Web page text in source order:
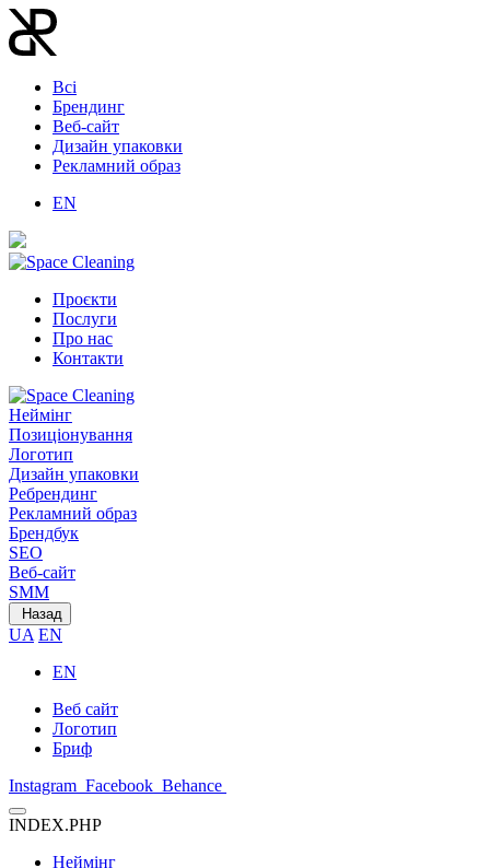
Всі
Брендинг
Веб-сайт
Дизайн упаковки
Рекламний образ
EN
Проєкти
Послуги
Про нас
Контакти
Неймінг
Позиціонування
Логотип
Дизайн упаковки
Ребрендинг
Рекламний образ
Брендбук
SEO
Веб-сайт
SMM
Назад
UA EN
EN
Веб сайт
Логотип
Бриф
Instagram Facebook Behance
INDEX.PHP
Неймінг